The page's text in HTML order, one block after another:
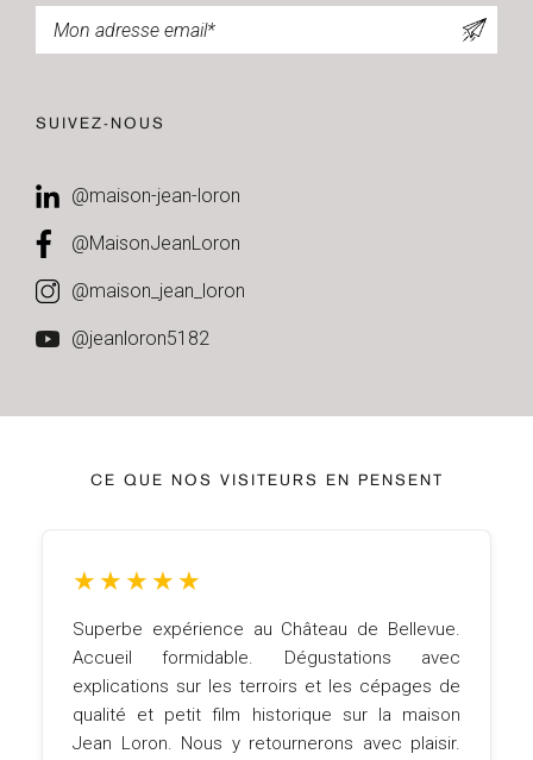
SUIVEZ-NOUS
@maison-jean-loron
@MaisonJeanLoron
@maison_jean_loron
@jeanloron5182
CE QUE NOS VISITEURS EN PENSENT
Bellevue.
avec
cépages de
la maison
avec plaisir.
Un cadre extraordinaire, des
gentillesse incroyable, une
repas succulents. Nous avons
moment incroyable, nous reviendrons
fermés.